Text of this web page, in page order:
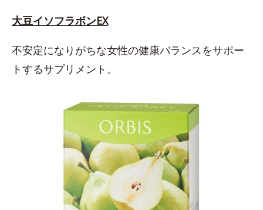
大豆イソフラボンEX
不安定になりがちな女性の健康バランスをサポー
トするサプリメント。